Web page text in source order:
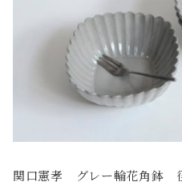
関口憲孝 グレー輪花角